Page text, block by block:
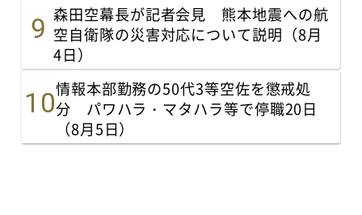
森田空幕長が記者会見 熊本地震への航
空自衛隊の災害対応について説明（8月
4日）
情報本部勤務の50代3等空佐を懲戒処
分 パワハラ・マタハラ等で停職20日
（8月5日）